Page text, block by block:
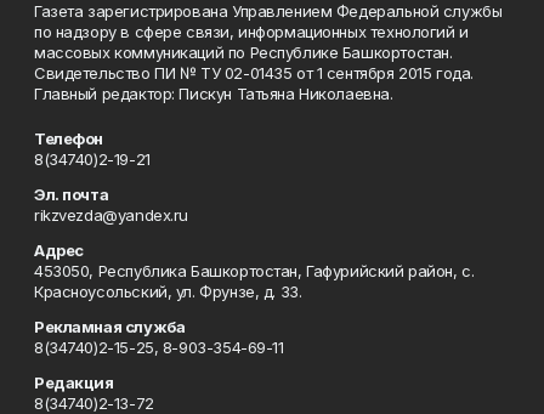
Газета зарегистрирована Управлением Федеральной службы
по надзору в сфере связи, информационных технологий и
массовых коммуникаций по Республике Башкортостан.
Свидетельство ПИ № ТУ 02-01435 от 1 сентября 2015 года.
Главный редактор: Пискун Татьяна Николаевна.
Телефон
8(34740)2-19-21
Эл. почта
rikzvezda@yandex.ru
Адрес
453050, Республика Башкортостан, Гафурийский район, с.
Красноусольский, ул. Фрунзе, д. 33.
Рекламная служба
8(34740)2-15-25, 8-903-354-69-11
Редакция
8(34740)2-13-72